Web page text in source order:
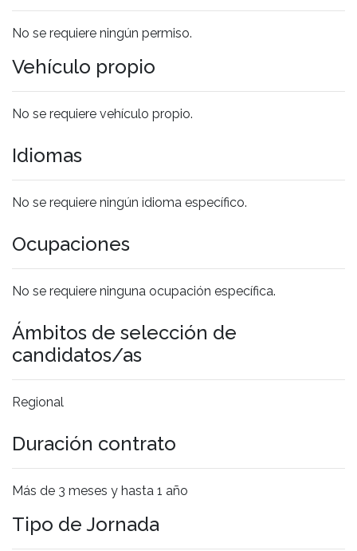
No se requiere ningún permiso.
Vehículo propio
No se requiere vehículo propio.
Idiomas
No se requiere ningún idioma específico.
Ocupaciones
No se requiere ninguna ocupación específica.
Ámbitos de selección de
candidatos/as
Regional
Duración contrato
Más de 3 meses y hasta 1 año
Tipo de Jornada